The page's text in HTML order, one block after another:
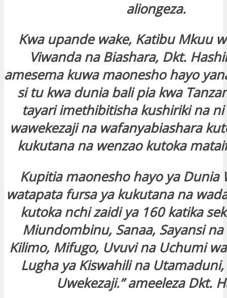
aliongeza.
Kwa upande wake, Katibu Mkuu
Viwanda na Biashara, Dkt.
amesema kuwa maonesho hayo
si tu kwa dunia bali pia kwa
tayari imethibitisha kushiriki na ni
wawekezaji na wafanyabiashara
kukutana na wenzao kutoka
Kupitia maonesho hayo ya Dunia
watapata fursa ya kukutana na
kutoka nchi zaidi ya 160 katika
Miundombinu, Sanaa, Sayansi na
Kilimo, Mifugo, Uvuvi na Uchumi
Lugha ya Kiswahili na
Uwekezaji.” ameeleza Dkt.